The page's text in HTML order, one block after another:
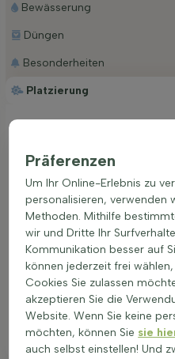
Platzierung
Bewässerung
Düngen
Besonderheiten
sonnigen bis halbschattigen
Erde ist ideal, da Staunässe
Pflanze ist anpassungsfähig
Bodenarten, solange die
geschützter Platz, der vor
Gesundheit und
zu einer reicheren Blüte und
kousa 'Satomi' eignet sich
in Beeten, als
Standortwahl ist
Blüte dieser Pflanze.
Präferenzen
Um Ihr Online-Erlebnis zu
personalisieren, verwenden
Methoden. Mithilfe
wir und Dritte Ihr
Kommunikation besser auf
können jederzeit frei
Cookies Sie zulassen
akzeptieren Sie die
Website. Wenn Sie keine
möchten, können Sie sie
auch selbst einstellen! Und